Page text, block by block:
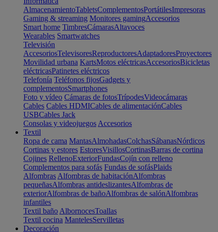
AlmacenamientoTabletsComplementosPortátilesImpresoras
Gaming & streaming Monitores gamingAccesorios
Smart home TimbresCámarasAltavoces
Wearables Smartwatches
Televisión
AccesoriosTelevisoresReproductoresAdaptadoresProyectores
Movilidad urbana KartsMotos eléctricasAccesoriosBicicletas
eléctricasPatinetes eléctricos
Telefonía Teléfonos fijosGadgets y
complementosSmartphones
Foto y vídeo Cámaras de fotosTrípodesVideocámaras
Cables Cables HDMICables de alimentaciónCables
USBCables Jack
Consolas y videojuegos Accesorios
Textil
Ropa de cama MantasAlmohadasColchasSábanasNórdicos
Cortinas y estores EstoresVisillosCortinasBarras de cortina
Cojines RellenoExteriorFundasCojín con relleno
Complementos para sofás Fundas de sofásPlaids
Alfombras Alfombras de habitaciónAlfombras
pequeñasAlfombras antideslizantesAlfombras de
exteriorAlfombras de bañoAlfombras de salónAlfombras
infantiles
Textil baño AlbornocesToallas
Textil cocina MantelesServilletas
Decoración